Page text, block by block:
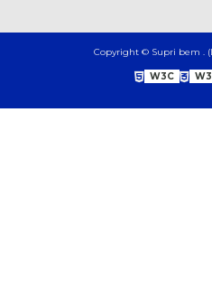
Copyright © Supri bem .
W3C